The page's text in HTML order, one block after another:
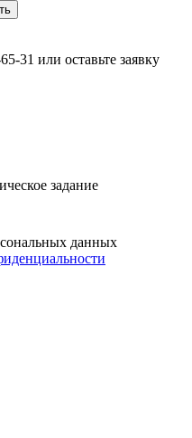
31 или оставьте заявку
задание
данных